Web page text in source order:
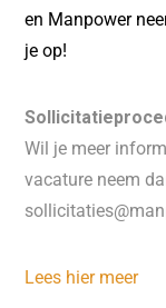
en Manpower
je op!
Wil je meer
vacature neem
Lees hier meer